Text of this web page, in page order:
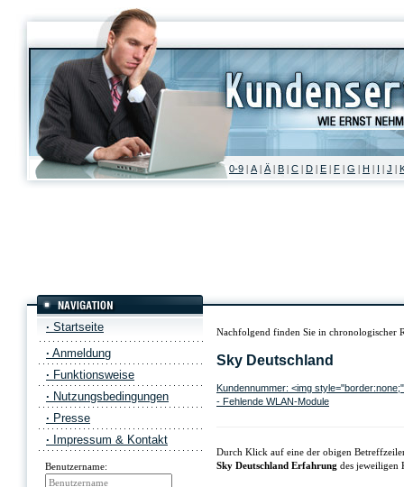
0-9 A Ä B C D E F G H I J
· Startseite
· Anmeldung
· Funktionsweise
· Nutzungsbedingungen
· Presse
· Impressum & Kontakt
Benutzername:
Nachfolgend finden Sie in chronologischer
Sky Deutschland
Kundennummer: <img
- Fehlende WLAN-Module
Durch Klick auf eine der obigen
Sky Deutschland Erfahrung des jeweiligen